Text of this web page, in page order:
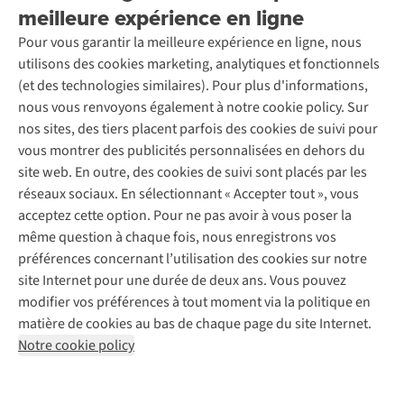
meilleure expérience en ligne
Pour vous garantir la meilleure expérience en ligne, nous
utilisons des cookies marketing, analytiques et fonctionnels
(et des technologies similaires). Pour plus d'informations,
nous vous renvoyons également à notre cookie policy. Sur
nos sites, des tiers placent parfois des cookies de suivi pour
vous montrer des publicités personnalisées en dehors du
site web. En outre, des cookies de suivi sont placés par les
réseaux sociaux. En sélectionnant « Accepter tout », vous
acceptez cette option. Pour ne pas avoir à vous poser la
même question à chaque fois, nous enregistrons vos
préférences concernant l’utilisation des cookies sur notre
site Internet pour une durée de deux ans. Vous pouvez
modifier vos préférences à tout moment via la politique en
matière de cookies au bas de chaque page du site Internet.
Notre cookie policy
Rétractation d'une commande
Entretien & réparations
Garantie
Contactez-nous
À propos d’Ayacucho
Nos magasins
À propos d’A.S.Adventure
Déclaration d'accessibilité
Seconde-main
Entretien de ski
Service de lavage
Entretien de chaussures
Réparation de chaussures
Réparation de vêtements
Retouches
Pour les entreprises
Découvrez
A.S.Magazine
Explore Camp
Expertise & conseils
Abonnez-vous à la newsletter
Suivez-nous
Mentions légales
Politique de confidentialité
Conditions générales
Cookie Policy